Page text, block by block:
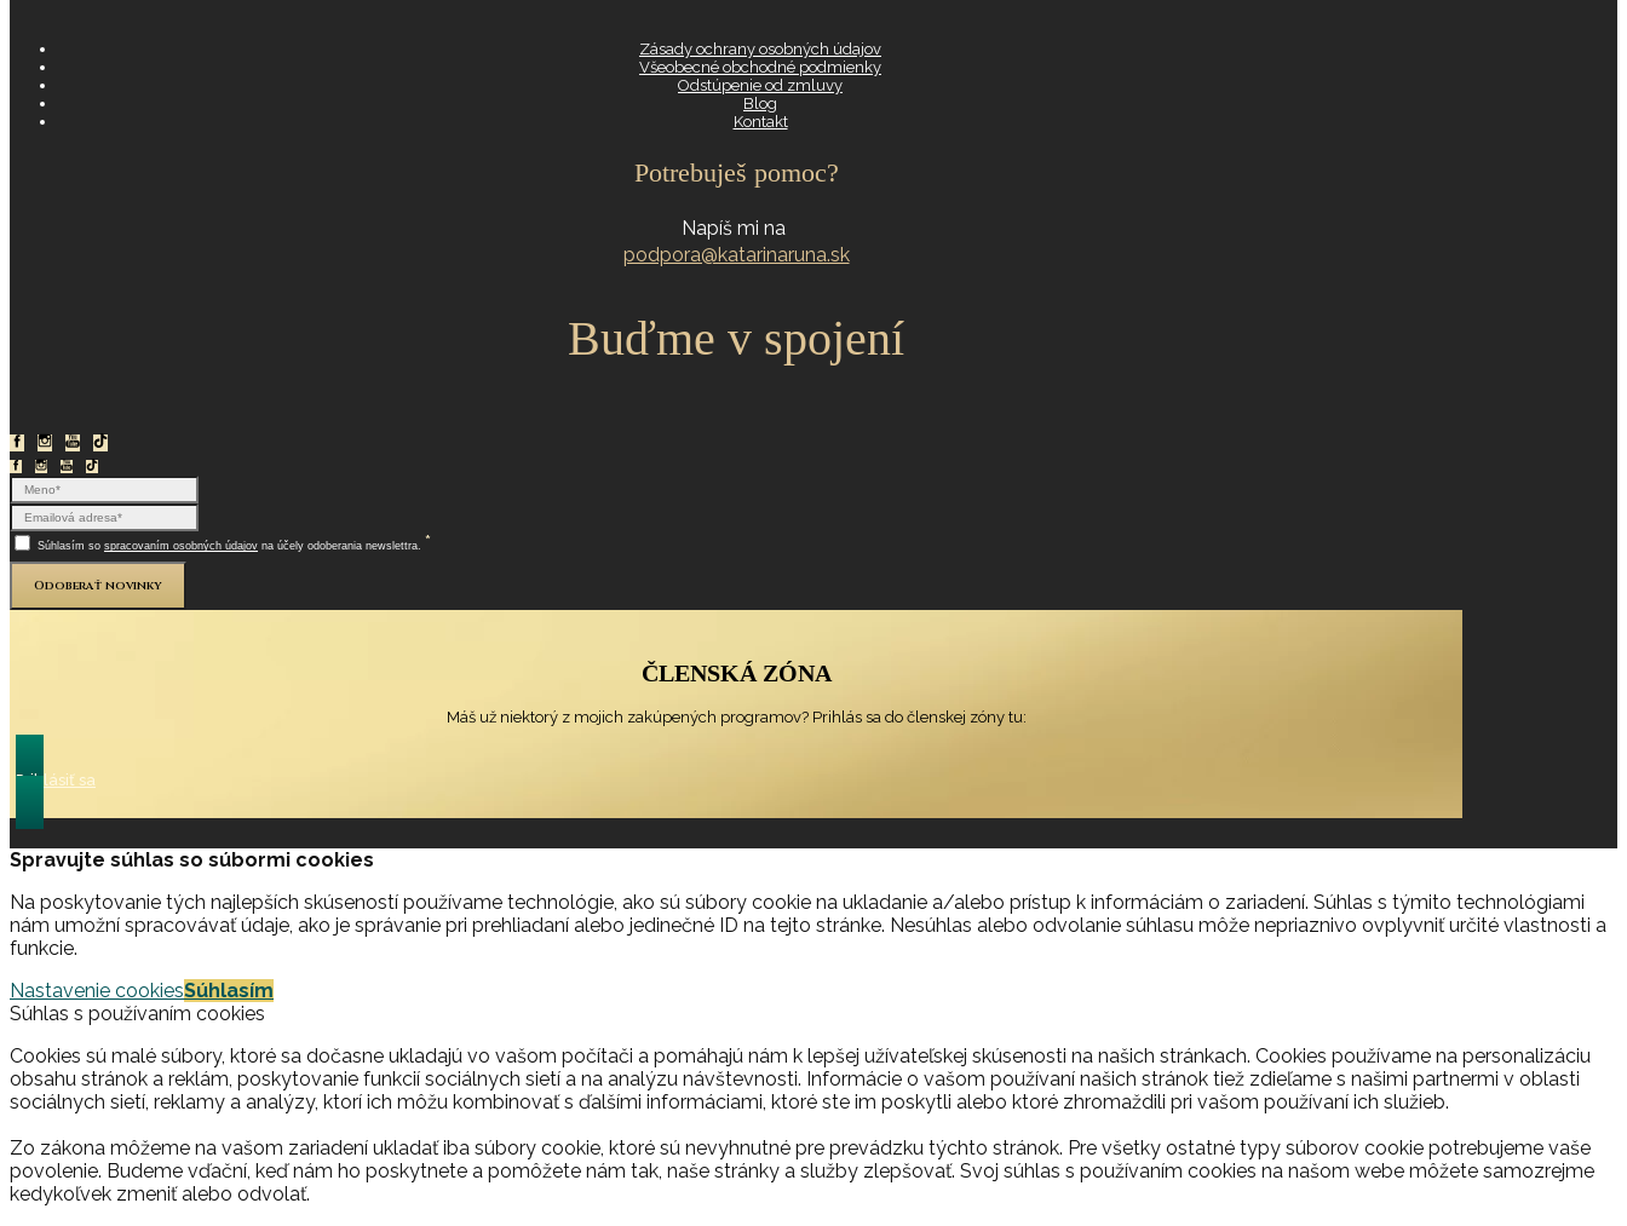
Zásady ochrany osobných údajov
Všeobecné obchodné podmienky
Odstúpenie od zmluvy
Blog
Kontakt
Potrebuješ pomoc?
Napíš mi na
podpora@katarinaruna.sk
Buďme v spojení
Súhlasím so spracovaním osobných údajov na účely odoberania newslettra. *
Odoberať novinky
ČLENSKÁ ZÓNA
Máš už niektorý z mojich zakúpených programov? Prihlás sa do členskej zóny tu:
Prihlásiť sa
Spravujte súhlas so súbormi cookies
Na poskytovanie tých najlepších skúseností používame technológie, ako sú súbory cookie na ukladanie a/alebo prístup k informáciám o zariadení. Súhlas s týmito technológiami
nám umožní spracovávať údaje, ako je správanie pri prehliadaní alebo jedinečné ID na tejto stránke. Nesúhlas alebo odvolanie súhlasu môže nepriaznivo ovplyvniť určité vlastnosti a
funkcie.
Nastavenie cookiesSúhlasím
Súhlas s používaním cookies
Cookies sú malé súbory, ktoré sa dočasne ukladajú vo vašom počítači a pomáhajú nám k lepšej užívateľskej skúsenosti na našich stránkach. Cookies používame na personalizáciu
obsahu stránok a reklám, poskytovanie funkcií sociálnych sietí a na analýzu návštevnosti. Informácie o vašom používaní našich stránok tiež zdieľame s našimi partnermi v oblasti
sociálnych sietí, reklamy a analýzy, ktorí ich môžu kombinovať s ďalšími informáciami, ktoré ste im poskytli alebo ktoré zhromaždili pri vašom používaní ich služieb.
Zo zákona môžeme na vašom zariadení ukladať iba súbory cookie, ktoré sú nevyhnutné pre prevádzku týchto stránok. Pre všetky ostatné typy súborov cookie potrebujeme vaše
povolenie. Budeme vďační, keď nám ho poskytnete a pomôžete nám tak, naše stránky a služby zlepšovať. Svoj súhlas s používaním cookies na našom webe môžete samozrejme
kedykoľvek zmeniť alebo odvolať.